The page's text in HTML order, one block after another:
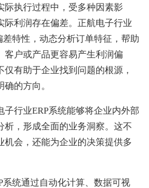
际执行过程中，受多种因素影
际利润存在偏差。正航电子行业
特性，动态分析订单特征，帮助
客户或产品更容易产生利润偏
有助于企业找到问题的根源，
的方向。
行业ERP系统能够将企业内外部
析，形成全面的业务洞察。这不
机会，还能为企业的决策提供多
统通过自动化计算、数据可视